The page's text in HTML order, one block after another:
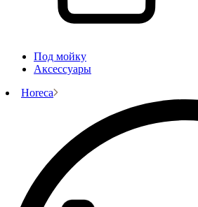
Под мойку
Аксессуары
Horeca